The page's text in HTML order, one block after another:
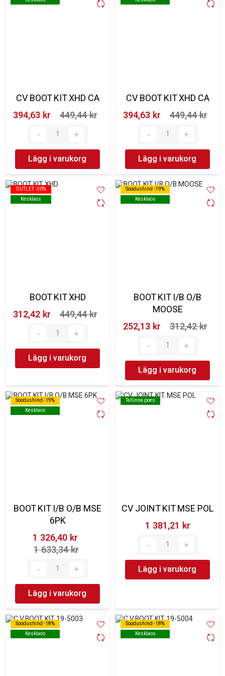
CV BOOT KIT XHD CA
394,63 kr‎
449,44 kr‎
Lägg i varukorg
CV BOOT KIT XHD CA
394,63 kr‎
449,44 kr‎
Lägg i varukorg
OUTLET -30%
Kesklaos
OUTLET -30%
Kesklaos
BOOT KIT XHD
312,42 kr‎
449,44 kr‎
Lägg i varukorg
Soodushind -19%
Kesklaos
Soodushind -19%
Kesklaos
BOOT KIT I/B O/B
MOOSE
252,13 kr‎
312,42 kr‎
Lägg i varukorg
Soodushind -19%
Kesklaos
Soodushind -19%
Kesklaos
BOOT KIT I/B O/B MSE
6PK
1 326,40 kr‎
1 633,34 kr‎
Lägg i varukorg
Tallinna poes
Tallinna poes
CV JOINT KIT MSE POL
1 381,21 kr‎
Lägg i varukorg
Soodushind -18%
Kesklaos
Soodushind -18%
Kesklaos
Soodushind -18%
Kesklaos
Soodushind -18%
Kesklaos